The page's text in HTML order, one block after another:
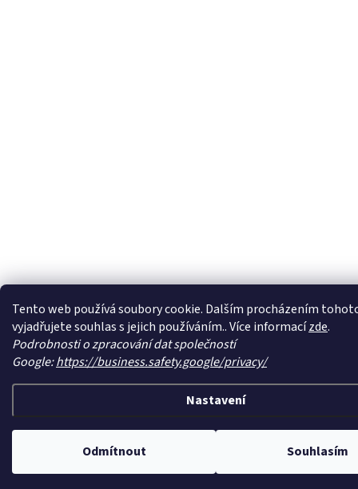
Tento web používá soubory cookie. Dalším procházením
vyjadřujete souhlas s jejich používáním.. Více informacízde.
Podrobnosti o zpracování dat společností
Google:https://business.safety.google/privacy/
Nastavení
Odmítnout Souhlasím